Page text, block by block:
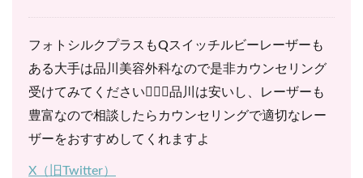
フォトシルクプラスもQスイッチルビーレーザーも
ある大手は品川美容外科なので是非カウンセリング
受けてみてください💁🏻‍♀️品川は安いし、レーザーも
豊富なので相談したらカウンセリングで適切なレー
ザーをおすすめしてくれますよ
X（旧Twitter）